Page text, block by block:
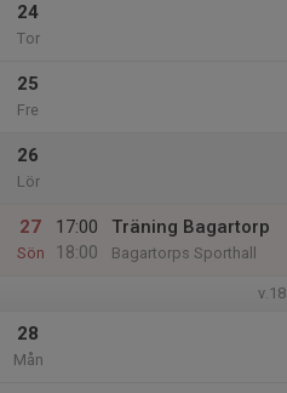
24
Tor
25
Fre
26
Lör
27
Sön
17:00
18:00
Träning Bagartorp
Bagartorps Sporthall
v.18
28
Mån